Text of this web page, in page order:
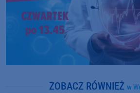
ZOBACZ RÓWNIEŻ w